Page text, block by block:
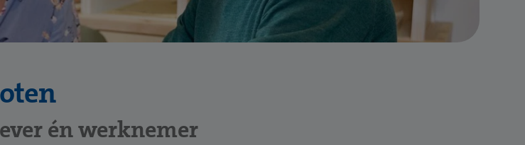
én werknemer